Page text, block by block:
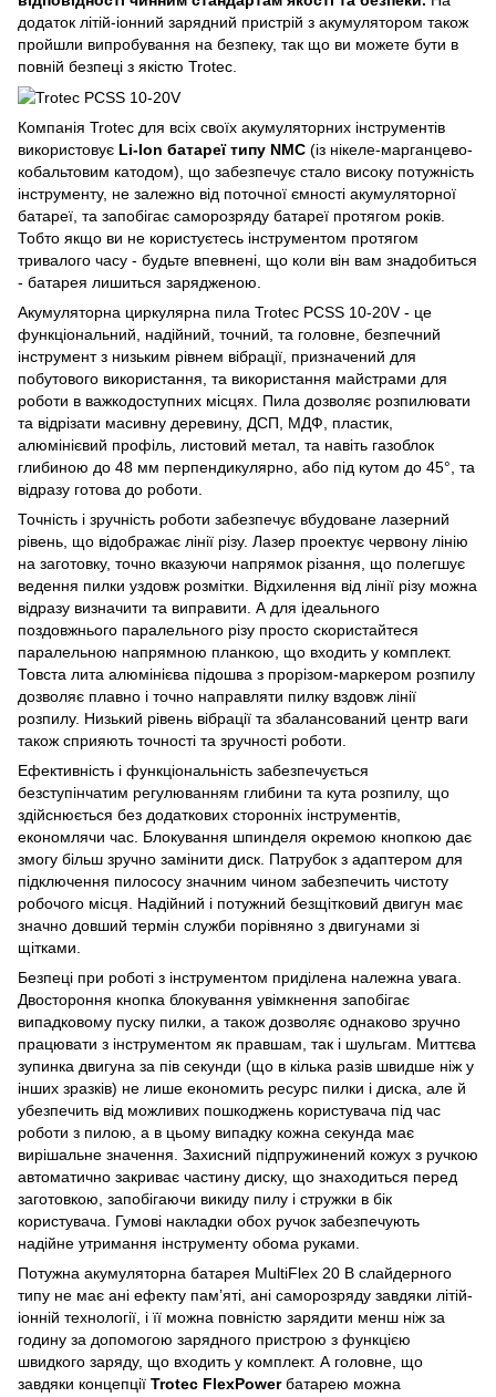
додаток літій-іонний зарядний пристрій з акумулятором також
пройшли випробування на безпеку, так що ви можете бути в
повній безпеці з якістю Trotec.
Компанія Trotec для всіх своїх акумуляторних інструментів
використовує Li-Ion батареї типу NMC (із нікеле-марганцево-
кобальтовим катодом), що забезпечує стало високу потужність
інструменту, не залежно від поточної ємності акумуляторної
батареї, та запобігає саморозряду батареї протягом років.
Тобто якщо ви не користуєтесь інструментом протягом
тривалого часу - будьте впевнені, що коли він вам знадобиться
- батарея лишиться зарядженою.
Акумуляторна циркулярна пила Trotec PCSS 10-20V - це
функціональний, надійний, точний, та головне, безпечний
інструмент з низьким рівнем вібрації, призначений для
побутового використання, та використання майстрами для
роботи в важкодоступних місцях. Пила дозволяє розпилювати
та відрізати масивну деревину, ДСП, МДФ, пластик,
алюмінієвий профіль, листовий метал, та навіть газоблок
глибиною до 48 мм перпендикулярно, або під кутом до 45°, та
відразу готова до роботи.
Точність і зручність роботи забезпечує вбудоване лазерний
рівень, що відображає лінії різу. Лазер проектує червону лінію
на заготовку, точно вказуючи напрямок різання, що полегшує
ведення пилки уздовж розмітки. Відхилення від лінії різу можна
відразу визначити та виправити. А для ідеального
поздовжнього паралельного різу просто скористайтеся
паралельною напрямною планкою, що входить у комплект.
Товста лита алюмінієва підошва з прорізом-маркером розпилу
дозволяє плавно і точно направляти пилку вздовж лінії
розпилу. Низький рівень вібрації та збалансований центр ваги
також сприяють точності та зручності роботи.
Ефективність і функціональність забезпечується
безступінчатим регулюванням глибини та кута розпилу, що
здійснюється без додаткових сторонніх інструментів,
економлячи час. Блокування шпинделя окремою кнопкою дає
змогу більш зручно замінити диск. Патрубок з адаптером для
підключення пилососу значним чином забезпечить чистоту
робочого місця. Надійний і потужний безщітковий двигун має
значно довший термін служби порівняно з двигунами зі
щітками.
Безпеці при роботі з інструментом приділена належна увага.
Двостороння кнопка блокування увімкнення запобігає
випадковому пуску пилки, а також дозволяє однаково зручно
працювати з інструментом як правшам, так і шульгам. Миттєва
зупинка двигуна за пів секунди (що в кілька разів швидше ніж у
інших зразків) не лише економить ресурс пилки і диска, але й
убезпечить від можливих пошкоджень користувача під час
роботи з пилою, а в цьому випадку кожна секунда має
вирішальне значення. Захисний підпружинений кожух з ручкою
автоматично закриває частину диску, що знаходиться перед
заготовкою, запобігаючи викиду пилу і стружки в бік
користувача. Гумові накладки обох ручок забезпечують
надійне утримання інструменту обома руками.
Потужна акумуляторна батарея MultiFlex 20 В слайдерного
типу не має ані ефекту пам’яті, ані саморозряду завдяки літій-
іонній технології, і її можна повністю зарядити менш ніж за
годину за допомогою зарядного пристрою з функцією
швидкого заряду, що входить у комплект. А головне, що
завдяки концепції Trotec FlexPowerбатарею можна